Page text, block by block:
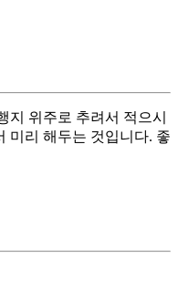
위주로 추려서 적으시
미리 해두는 것입니다. 좋